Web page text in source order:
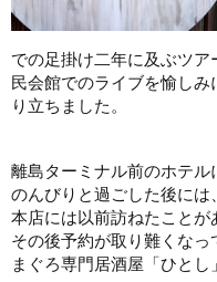
での足掛け二年に及ぶツ
民会館でのライブを愉し
り立ちました。
離島ターミナル前のホテル
のんびりと過ごした後には、
本店には以前訪ねたことが
その後予約が取り難くなっ
まぐろ専門居酒屋「ひとし